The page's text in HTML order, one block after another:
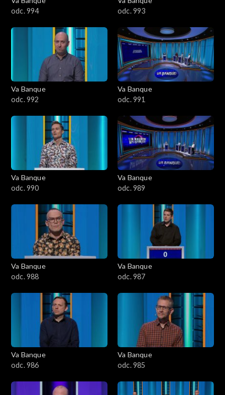
odc. 994
odc. 993
Va Banque
odc. 992
Va Banque
odc. 991
Va Banque
odc. 990
Va Banque
odc. 989
Va Banque
odc. 988
Va Banque
odc. 987
Va Banque
odc. 986
Va Banque
odc. 985